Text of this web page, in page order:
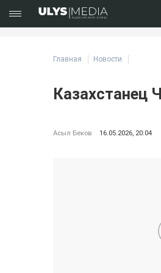
Главная Новости
Казахстанец
Асыл Беков 16.05.2026, 20:04